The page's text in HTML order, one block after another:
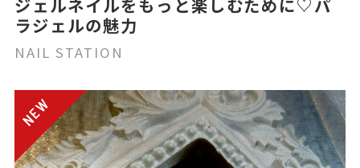
ジェルネイルをもっと楽しむために♡パ
ラジェルの魅力
NAIL STATION